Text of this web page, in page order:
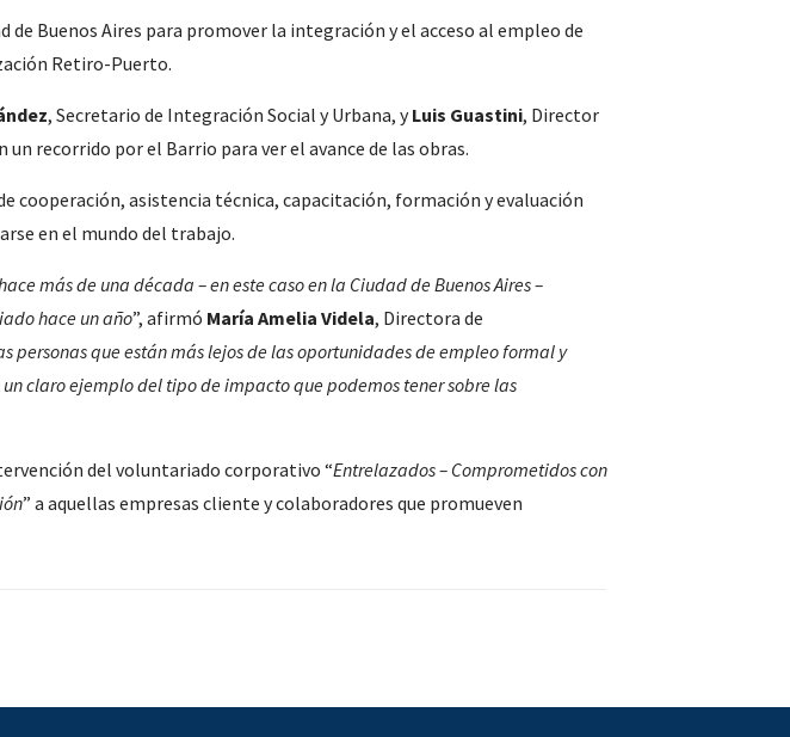
de Buenos Aires para promover la integración y el acceso al empleo de
Retiro-Puerto.
, Secretario de Integración Social y Urbana, yLuis Guastini, Director
un recorrido por el Barrio para ver el avance de las obras.
cooperación, asistencia técnica, capacitación, formación y evaluación
en el mundo del trabajo.
más de una década – en este caso en la Ciudad de Buenos Aires –
hace un año”, afirmó María Amelia Videla, Directora de
personas que están más lejos de las oportunidades de empleo formal y
claro ejemplo del tipo de impacto que podemos tener sobre las
del voluntariado corporativo “Entrelazados – Comprometidos con
” a aquellas empresas cliente y colaboradores que promueven